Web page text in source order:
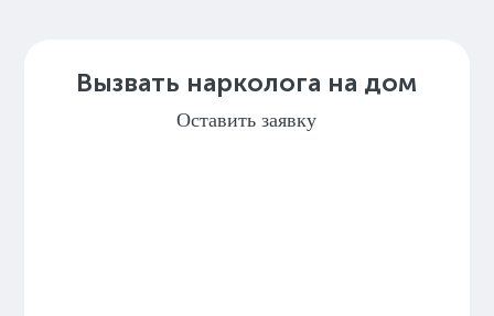
Вызвать нарколога на дом
Оставить заявку